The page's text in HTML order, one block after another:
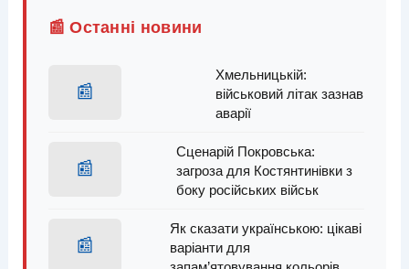
📰 Останні новини
📰
Хмельницькій:
військовий літак зазнав
аварії
📰
Сценарій Покровська:
загроза для Костянтинівки з
боку російських військ
📰
Як сказати українською: цікаві
варіанти для